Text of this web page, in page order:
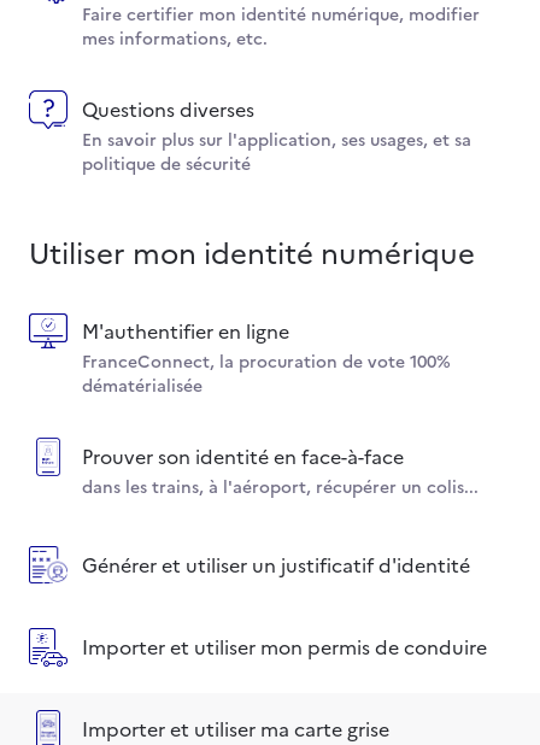
Faire certifier mon identité numérique, modifier
mes informations, etc.
Questions diverses
En savoir plus sur l'application, ses usages, et sa
politique de sécurité
Utiliser mon identité numérique
M'authentifier en ligne
FranceConnect, la procuration de vote 100%
dématérialisée
Prouver son identité en face-à-face
dans les trains, à l'aéroport, récupérer un colis...
Générer et utiliser un justificatif d'identité
Importer et utiliser mon permis de conduire
Importer et utiliser ma carte grise